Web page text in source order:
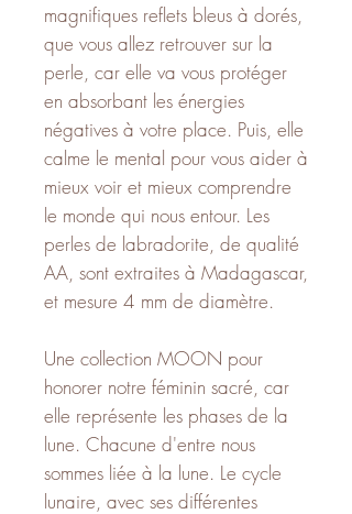
magnifiques reflets bleus à dorés,
que vous allez retrouver sur la
perle, car elle va vous protéger
en absorbant les énergies
négatives à votre place. Puis, elle
calme le mental pour vous aider à
mieux voir et mieux comprendre
le monde qui nous entour. Les
perles de labradorite, de qualité
AA, sont extraites à Madagascar,
et mesure 4 mm de diamètre.
Une collection MOON pour
honorer notre féminin sacré, car
elle représente les phases de la
lune. Chacune d'entre nous
sommes liée à la lune. Le cycle
lunaire, avec ses différentes